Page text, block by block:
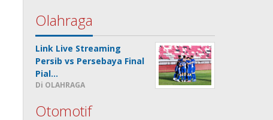
Olahraga
Link Live Streaming
Persib vs Persebaya Final
Pial…
Di OLAHRAGA
Otomotif